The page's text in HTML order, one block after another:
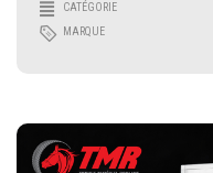
CATÉGORIE
MARQUE